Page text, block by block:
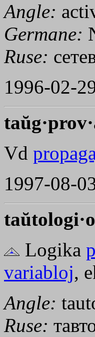
Angle:
Germane:
Ruse:
1996-02-
Vd
1997-08-
taŭtologi·o
Logika
variabloj,
Angle:
Ruse: